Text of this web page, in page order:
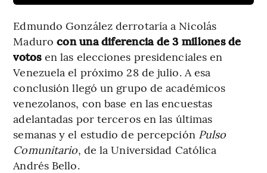
Edmundo González derrotaría a Nicolás
Madurocon una diferencia de 3 millones de
votos en las elecciones presidenciales en
Venezuela el próximo 28 de julio. A esa
conclusión llegó un grupo de académicos
venezolanos, con base en las encuestas
adelantadas por terceros en las últimas
semanas y el estudio de percepción Pulso
Comunitario, de la Universidad Católica
Andrés Bello.